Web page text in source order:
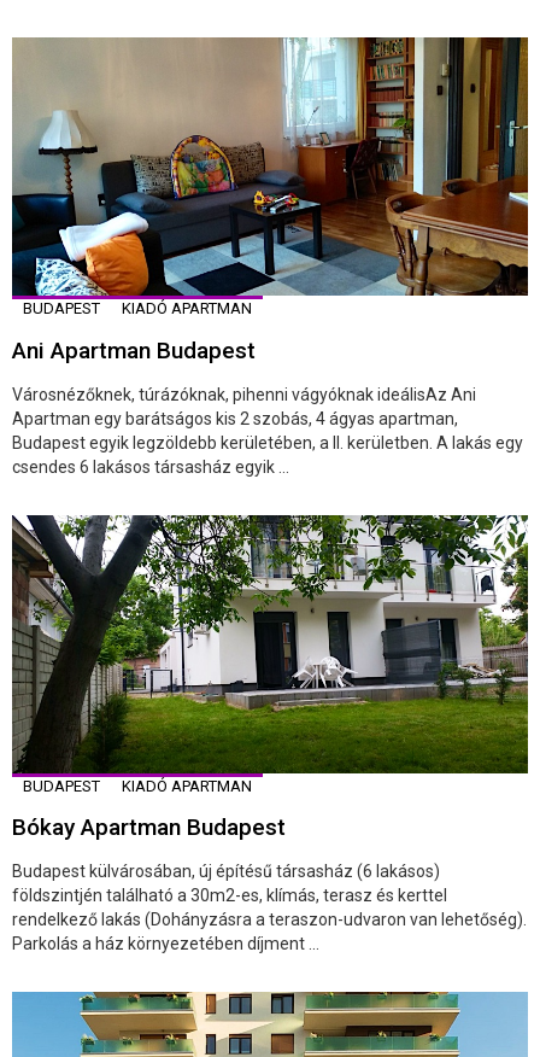
BUDAPEST KIADÓ APARTMAN
Ani Apartman Budapest
Városnézőknek, túrázóknak, pihenni vágyóknak ideálisAz Ani
Apartman egy barátságos kis 2 szobás, 4 ágyas apartman,
Budapest egyik legzöldebb kerületében, a II. kerületben. A lakás egy
csendes 6 lakásos társasház egyik ...
BUDAPEST KIADÓ APARTMAN
Bókay Apartman Budapest
Budapest külvárosában, új építésű társasház (6 lakásos)
földszintjén található a 30m2-es, klímás, terasz és kerttel
rendelkező lakás (Dohányzásra a teraszon-udvaron van lehetőség).
Parkolás a ház környezetében díjment ...